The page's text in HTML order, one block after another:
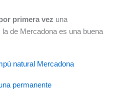
primera vez una
de Mercadona es una buena
natural Mercadona
permanente